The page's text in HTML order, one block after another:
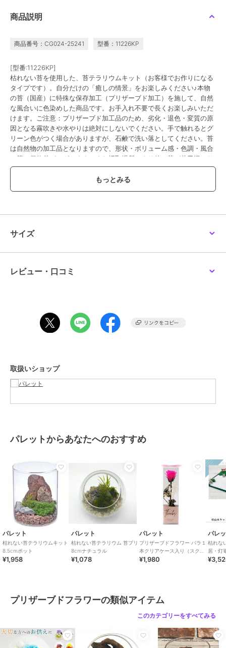
商品説明
商品番号：CG024-25241 型番：11226KP
[型番:11226KP]
枯れない苔を使用した、苔テラリウムキット（お客様でお作りになる
タイプです）。自分だけの「癒しの情景」をお楽しみください♪本物
の苔（国産）に特殊な保存加工（プリザーブド加工）を施して、自然
な風合いに色染めした商品です。お手入れ不要で長くお楽しみいただ
けます。ご注意：プリザーブド加工品のため、劣化・退色・変質の原
因となる霧吹きや水やりは絶対にしないでください。手で触れるとグ
リーン色がつく場合がありますが、石鹸で洗い落としてください。苔
は自然物の加工品となりますので、形状・ボリューム感・色調・風合
い等の個体差がございます。また採取場所により他の苔が若干混じり
合う場合もあります。苔には、土・木片・枯葉・小石・埃等の付着・
混入がございます。染料が表面から滲む場合があります。衣類・家
具・壁紙等に色移りする恐れがありますので、ご使用の際には充分ご
すので、６歳未満のお子様には与えないでください。外箱は茶箱仕様
です。
>>無料ギフトサービスについての詳細はこちら
ショップ パレット
商品カテゴリ ギフト用品 ／プリザーブドフラ
サイズ
素材
ッド 石 砂利 石段 ピンセット
変質の原因となりますので水や
原産国 日本
サイズ
レビュー・口コミ
取扱いショップ
パレットからあなたへのおすすめ
パレット
枯れない苔テラリウムキット
8.5cmポット
¥1,958
パレット
枯れない苔テラリウム 苔プリ
8cmナチュラル
¥1,078
パレット
プリザーブドフラワー バラ１
本クリアケース入り（スクエ
ア）ブライトピンク
¥1,980
パレ
枯れな
居・灯
プリザーブドフラワーの類似アイテム
このカテゴリーをすべてみる